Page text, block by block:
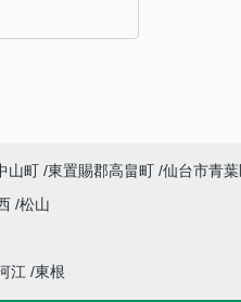
山町 東置賜郡高畠町 仙台市青
松山
江 東根